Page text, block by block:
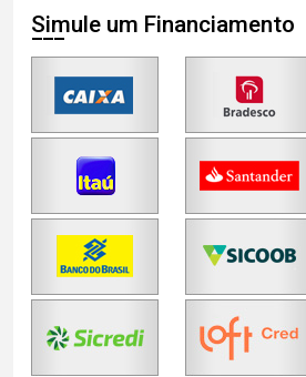
Simule um Financiamento